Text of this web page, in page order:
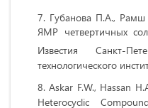
Губанова П.А.,
ЯМР четвертичных
Известия Санкт-
технологического
Askar F.W., Hassan
Heterocyclic